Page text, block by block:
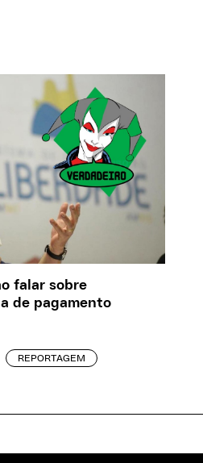
falar sobre
de pagamento
REPORTAGEM